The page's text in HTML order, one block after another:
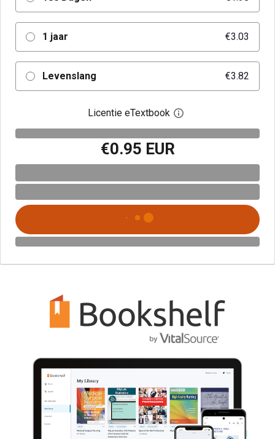
1 jaar €3.03
Levenslang €3.82
Licentie eTextbook Open het
€0.95 EUR